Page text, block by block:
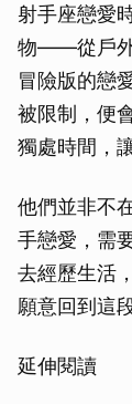
射手座戀愛
物——從戶外
冒險版的戀
被限制，便
獨處時間，
他們並非不
手戀愛，需
去經歷生活
願意回到這
延伸閱讀